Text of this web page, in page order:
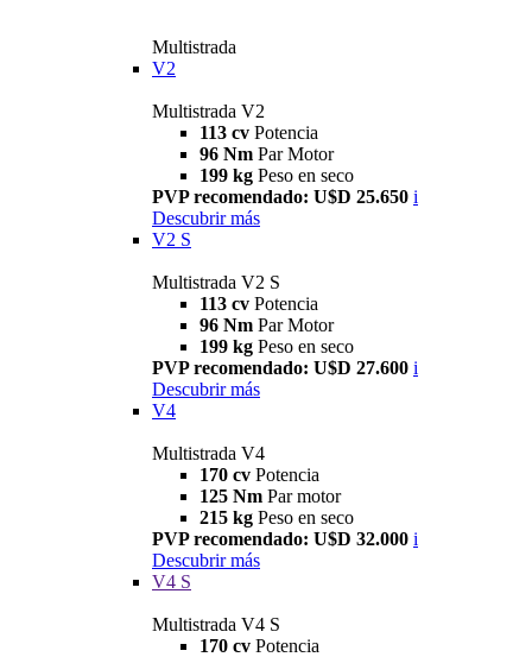
Multistrada
V2
Multistrada V2
113 cv Potencia
96 Nm Par Motor
199 kg Peso en seco
PVP recomendado: U$D 25.650 i
Descubrir más
V2 S
Multistrada V2 S
113 cv Potencia
96 Nm Par Motor
199 kg Peso en seco
PVP recomendado: U$D 27.600 i
Descubrir más
V4
Multistrada V4
170 cv Potencia
125 Nm Par motor
215 kg Peso en seco
PVP recomendado: U$D 32.000 i
Descubrir más
V4 S
Multistrada V4 S
170 cv Potencia